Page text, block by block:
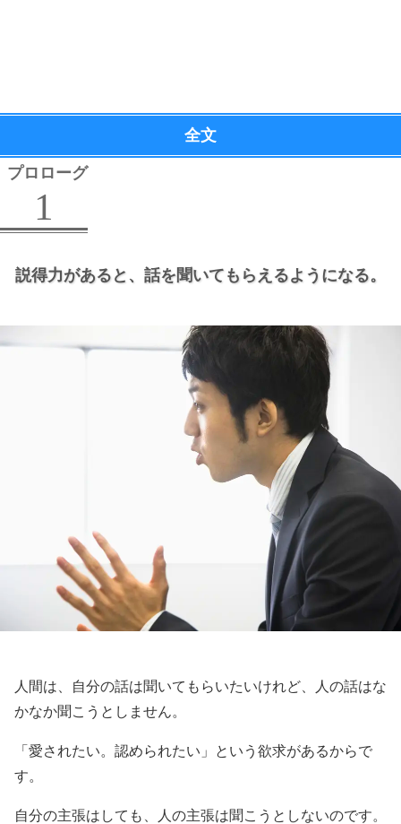
全文
プロローグ
1
説得力があると、 話を聞いてもらえるようになる。
人間は、自分の話は聞いてもらいたいけれど、人の話はな
かなか聞こうとしません。
「愛されたい。認められたい」という欲求があるからで
す。
自分の主張はしても、人の主張は聞こうとしないのです。